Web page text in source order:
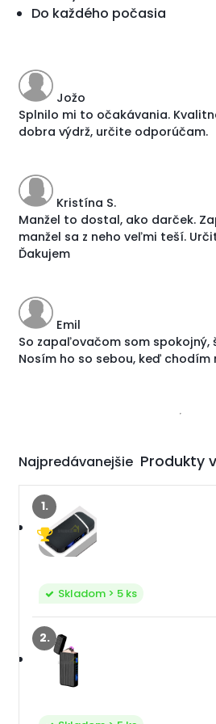
Do každého počasia
Jožo
Splnilo mi to očakávania.
dobra výdrž, určite odporúčam.
Kristína S.
Manžel to dostal, ako darček.
manžel sa z neho veľmi teší.
Ďakujem
Emil
So zapaľovačom som spokojný,
Nosím ho so sebou, keď
Najpredávanejšie
1.
Skladom > 5 ks
2.